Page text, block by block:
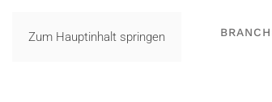
Zum Hauptinhalt springen